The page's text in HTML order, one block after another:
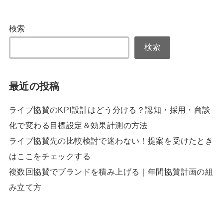
検索
検索
最近の投稿
ライブ協賛のKPI設計はどう分ける？認知・採用・商談
化で変わる目標設定＆効果計測の方法
ライブ協賛先の比較検討で迷わない！提案を受けたとき
はここをチェックする
複数回協賛でブランドを積み上げる｜年間協賛計画の組
み立て方